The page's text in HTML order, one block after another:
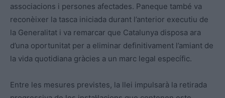
associacions i persones afectades. Paneque també va
reconèixer la tasca iniciada durant l’anterior executiu de
la Generalitat i va remarcar que Catalunya disposa ara
d’una oportunitat per a eliminar definitivament l’amiant de
la vida quotidiana gràcies a un marc legal específic.
Entre les mesures previstes, la llei impulsarà la retirada